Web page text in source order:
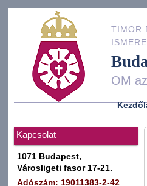
TIMOR
OM
Kapcsolat
1071 Budapest,
Városligeti fasor 17-21.
Adószám: 19011383-2-42